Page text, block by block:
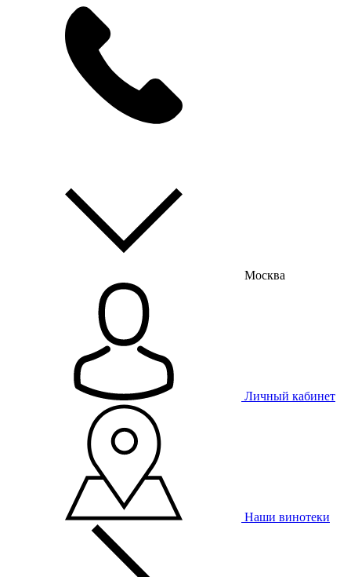
Москва
Личный кабинет
Наши винотеки